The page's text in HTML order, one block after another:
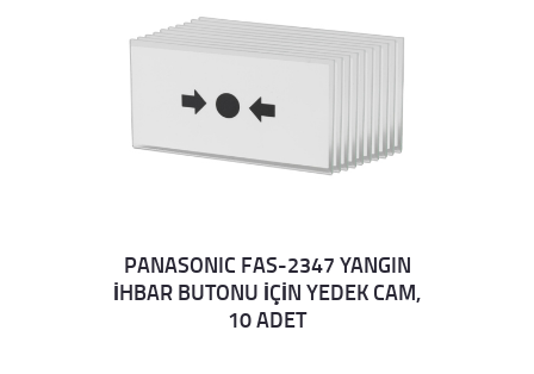
Details
PANASONIC FAS-2347 YANGIN
İHBAR BUTONU İÇİN YEDEK CAM,
10 ADET